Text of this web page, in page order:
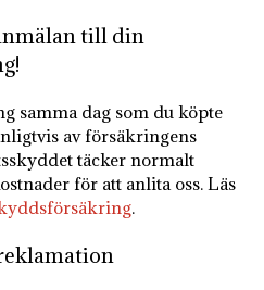
till din
samma dag som du köpte
av försäkringens
täcker normalt
för att anlita oss. Läs
.